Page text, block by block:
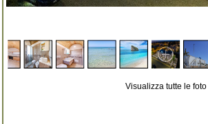
Visualizza tutte le foto